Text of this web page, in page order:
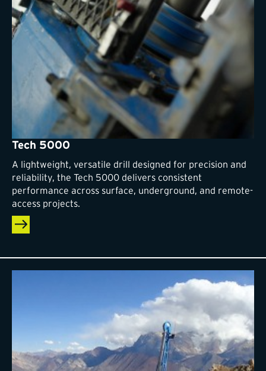
Tech 5000
A lightweight, versatile drill designed for precision and
reliability, the Tech 5000 delivers consistent
performance across surface, underground, and remote-
access projects.